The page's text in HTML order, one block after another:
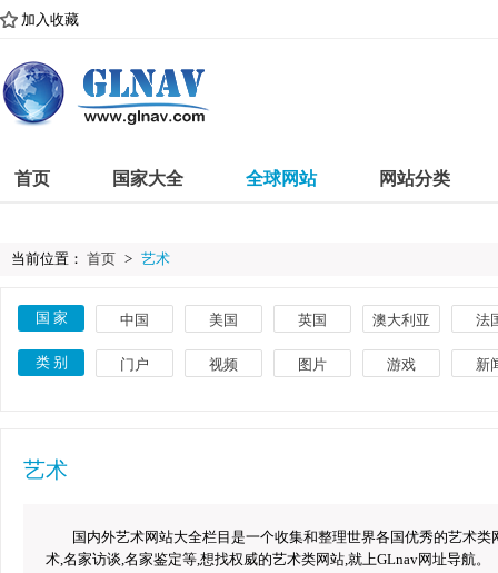
加入收藏
首页 国家大全 全球网站 网站分类
当前位置： 首页 > 艺术
国 家 中国 美国 英国 澳大利亚 法
古巴 意大利 巴西 埃及 印
类 别 门户 视频 图片 游戏 新
艺术
国内外艺术网站大全栏目是一个收集和整理世界各国优秀的艺术
术,名家访谈,名家鉴定等,想找权威的艺术类网站,就上GLnav网址导航。